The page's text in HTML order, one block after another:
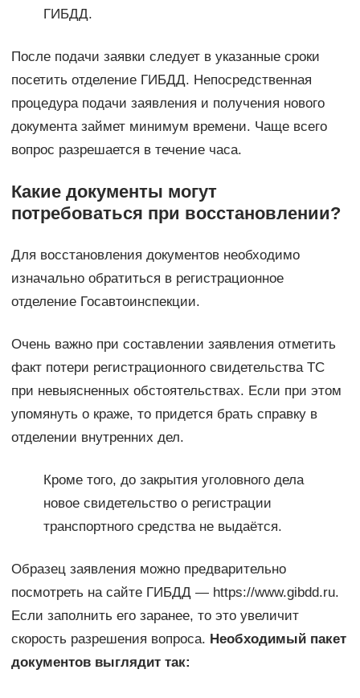
ГИБДД.
После подачи заявки следует в указанные сроки
посетить отделение ГИБДД. Непосредственная
процедура подачи заявления и получения нового
документа займет минимум времени. Чаще всего
вопрос разрешается в течение часа.
Какие документы могут
потребоваться при восстановлении?
Для восстановления документов необходимо
изначально обратиться в регистрационное
отделение Госавтоинспекции.
Очень важно при составлении заявления отметить
факт потери регистрационного свидетельства ТС
при невыясненных обстоятельствах. Если при этом
упомянуть о краже, то придется брать справку в
отделении внутренних дел.
Кроме того, до закрытия уголовного дела
новое свидетельство о регистрации
транспортного средства не выдаётся.
Образец заявления можно предварительно
посмотреть на сайте ГИБДД — https://www.gibdd.ru.
Если заполнить его заранее, то это увеличит
скорость разрешения вопроса. Необходимый пакет
документов выглядит так: